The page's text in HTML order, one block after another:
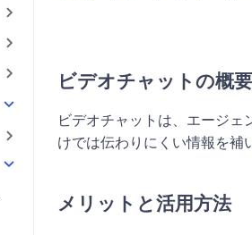
ビデオチャットの概要
ビデオチャットは、エージ
けでは伝わりにくい情報を補
メリットと活用方法